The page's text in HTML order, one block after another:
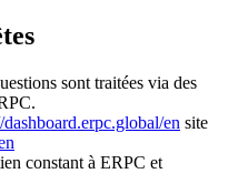
sont traitées via des
dashboard.erpc.global/en site
constant à ERPC et